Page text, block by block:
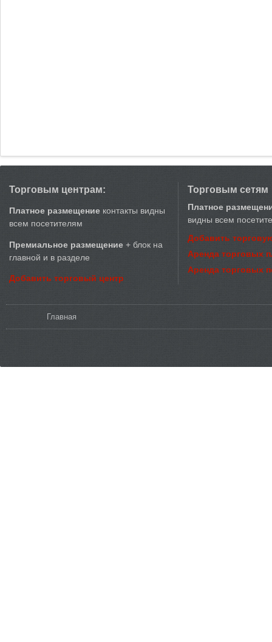
Торговым центрам:
Платное размещение контакты видны
всем посетителям
Премиальное размещение + блок на
главной и в разделе
Добавить торговый центр
Торговым сетям
Платное
видны всем
Добавить
Аренда торговых
Аренда торговых
Главная